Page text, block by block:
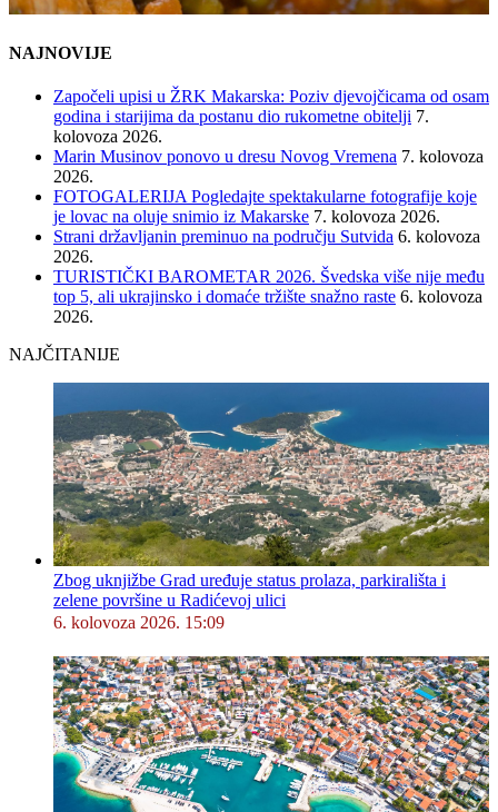
NAJNOVIJE
Započeli upisi u ŽRK Makarska: Poziv djevojčicama od osam
godina i starijima da postanu dio rukometne obitelji 7.
kolovoza 2026.
Marin Musinov ponovo u dresu Novog Vremena 7. kolovoza
2026.
FOTOGALERIJA Pogledajte spektakularne fotografije koje
je lovac na oluje snimio iz Makarske 7. kolovoza 2026.
Strani državljanin preminuo na području Sutvida 6. kolovoza
2026.
TURISTIČKI BAROMETAR 2026. Švedska više nije među
top 5, ali ukrajinsko i domaće tržište snažno raste 6. kolovoza
2026.
NAJČITANIJE
Zbog uknjižbe Grad uređuje status prolaza, parkirališta i
zelene površine u Radićevoj ulici
6. kolovoza 2026. 15:09